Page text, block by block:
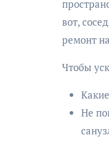
вот,
ремонт
Чтобы
Не